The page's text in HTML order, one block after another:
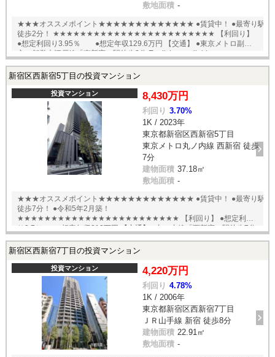
敷地面積 -
★★★オススメポイント★★★★★★★★★★★★★ ●賃貸中！ ●最寄り駅
徒歩2分！ ★★★★★★★★★★★★★★★★★★★★★★★★ 【利回り】
●想定利回り3.95％ ●想定年収129.6万円 【交通】 ●東京メトロ副都
心・都営大江戸線「東新宿」駅徒歩2分 English available
新宿区西新宿5丁目の投資マンション
投資マンション 8,430万円
利回り 3.70%
1K / 2023年
東京都新宿区西新宿5丁目
東京メトロ丸ノ内線 西新宿 徒歩
7分
建物面積 37.18㎡
敷地面積 -
★★★オススメポイント★★★★★★★★★★★★★ ●賃貸中！ ●最寄り駅
徒歩7分！ ●令和5年2月築！
★★★★★★★★★★★★★★★★★★★★★★★★ 【利回り】 ●想定利回
り3.7％ ●想定年収312万円 【交通】 ●丸の内線「西新宿」駅徒歩7分
新宿区西新宿7丁目の投資マンション
投資マンション 4,220万円
利回り 4.78%
1K / 2006年
東京都新宿区西新宿7丁目
ＪＲ山手線 新宿 徒歩8分
建物面積 22.91㎡
敷地面積 -